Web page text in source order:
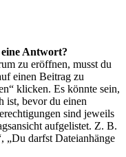
eine Antwort?
zu eröffnen, musst du
einen Beitrag zu
klicken. Es könnte sein,
ist, bevor du einen
sind jeweils
aufgelistet. Z. B.
„Du darfst Dateianhänge